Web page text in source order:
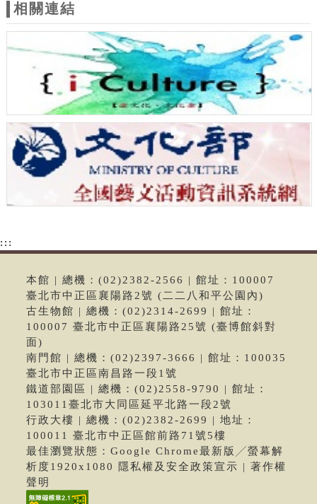
相關連結
:::
本館 | 總機：(02)2382-2566 | 館址：100007
臺北市中正區襄陽路2號 (二二八和平公園內)
古生物館 | 總機：(02)2314-2699 | 館址：
100007 臺北市中正區襄陽路25號 (臺博館斜對
面)
南門館 | 總機：(02)2397-3666 | 館址：100035
臺北市中正區南昌路一段1號
鐵道部園區 | 總機：(02)2558-9790 | 館址：
103011臺北市大同區延平北路一段2號
行政大樓 | 總機：(02)2382-2699 | 地址：
100011 臺北市中正區館前路71號5樓
最佳瀏覽狀態：Google Chrome最新版╱螢幕解
析度1920x1080 隱私權及安全政策宣示 | 著作權
聲明